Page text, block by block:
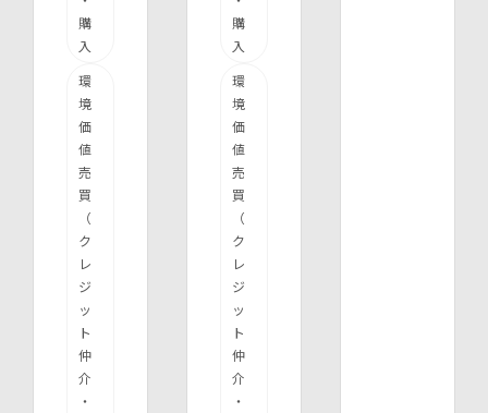
購
入
環
境
価
値
売
買
（
ク
レ
ジ
ッ
ト
仲
介
・
購
入
環
境
価
値
売
買
（
ク
レ
ジ
ッ
ト
仲
介
・